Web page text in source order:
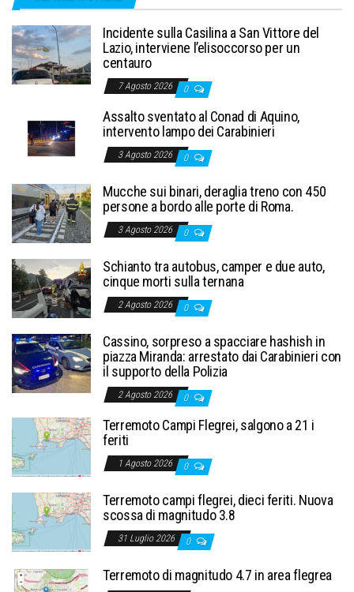
Incidente sulla Casilina a San Vittore del
Lazio, interviene l’elisoccorso per un
centauro
7 Agosto 2026 0
Assalto sventato al Conad di Aquino,
intervento lampo dei Carabinieri
3 Agosto 2026 0
Mucche sui binari, deraglia treno con 450
persone a bordo alle porte di Roma.
3 Agosto 2026 0
Schianto tra autobus, camper e due auto,
cinque morti sulla ternana
2 Agosto 2026 0
Cassino, sorpreso a spacciare hashish in
piazza Miranda: arrestato dai Carabinieri con
il supporto della Polizia
2 Agosto 2026 0
Terremoto Campi Flegrei, salgono a 21 i
feriti
1 Agosto 2026 0
Terremoto campi flegrei, dieci feriti. Nuova
scossa di magnitudo 3.8
31 Luglio 2026 0
Terremoto di magnitudo 4.7 in area flegrea